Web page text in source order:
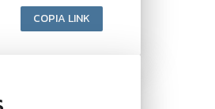
COPIA LINK